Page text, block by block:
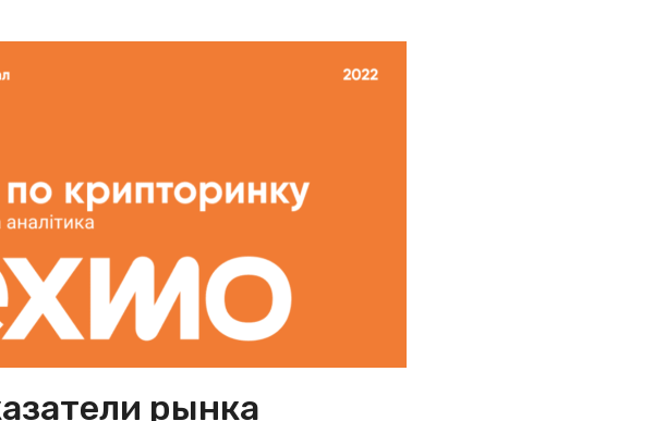
рынка